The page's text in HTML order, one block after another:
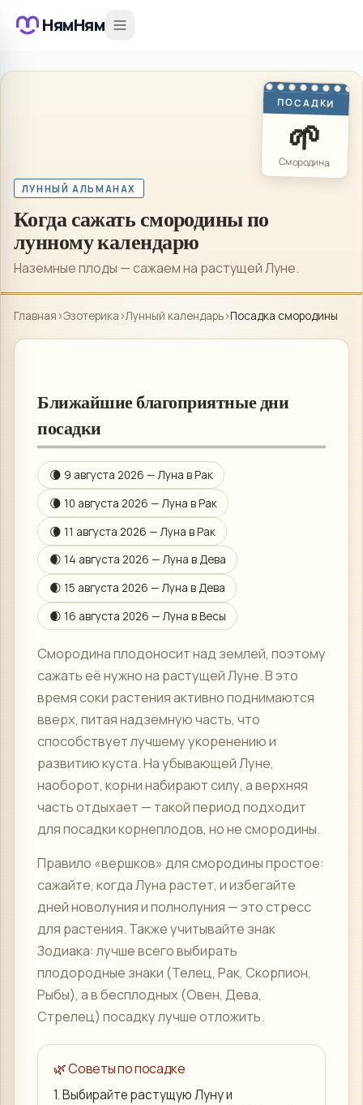
НямНям
ЛУННЫЙ АЛЬМАНАХ
Когда сажать смородины по
лунному календарю
Наземные плоды — сажаем на растущей Луне.
ПОСАДКИ
🌱
Смородина
Главная ›Эзотерика ›Лунный календарь›Посадка смородины
Ближайшие благоприятные дни
посадки
🌘 9 августа 2026 — Луна вРак
🌘 10 августа 2026 — Луна вРак
🌘 11 августа 2026 — Луна вРак
🌒 14 августа 2026 — Луна вДева
🌒 15 августа 2026 — Луна вДева
🌒 16 августа 2026 — Луна вВесы
Смородина плодоносит над землей, поэтому
сажать её нужно на растущей Луне. В это
время соки растения активно поднимаются
вверх, питая надземную часть, что
способствует лучшему укоренению и
развитию куста. На убывающей Луне,
наоборот, корни набирают силу, а верхняя
часть отдыхает — такой период подходит
для посадки корнеплодов, но не смородины.
Правило «вершков» для смородины простое:
сажайте, когда Луна растет, и избегайте
дней новолуния и полнолуния — это стресс
для растения. Также учитывайте знак
Зодиака: лучше всего выбирать
плодородные знаки (Телец, Рак, Скорпион,
Рыбы), а в бесплодных (Овен, Дева,
Стрелец) посадку лучше отложить.
🌿 Советы по посадке
1. Выбирайте растущую Луну и